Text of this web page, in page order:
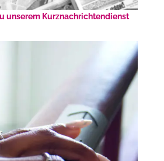
unserem Kurznachrichtendienst